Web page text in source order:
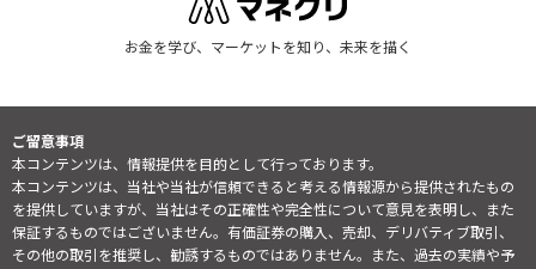
お金を学び、マーケットを知り、未来を描く
ご留意事項
本コンテンツは、情報提供を目的として行っております。
本コンテンツは、当社や当社が信頼できると考える情報源から提供されたもの
を提供していますが、当社はその正確性や完全性について意見を表明し、また
保証するものではございません。有価証券の購入、売却、デリバティブ取引、
その他の取引を推奨し、勧誘するものではありません。また、過去の実績や予